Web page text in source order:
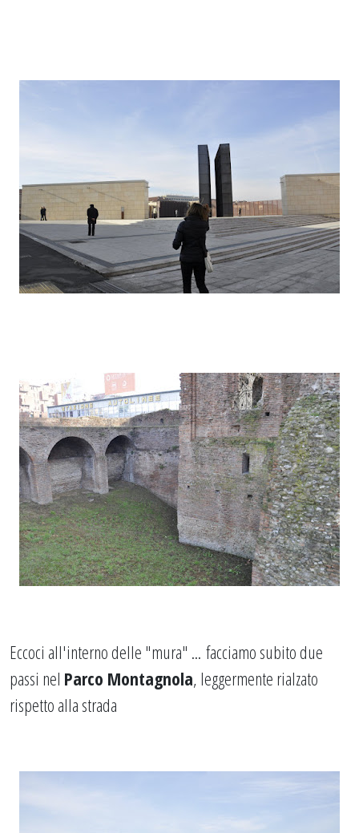
Eccoci all'interno delle "mura" ... facciamo subito due
passi nel Parco Montagnola, leggermente rialzato
rispetto alla strada